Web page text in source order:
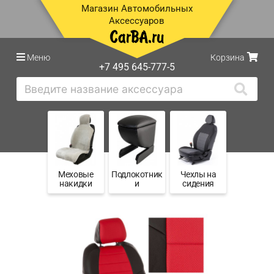
Магазин Автомобильных
Аксессуаров
Меню
+7 495 645-777-5
Корзина
Меховые
накидки
Подлокотник
и
Чехлы на
сидения